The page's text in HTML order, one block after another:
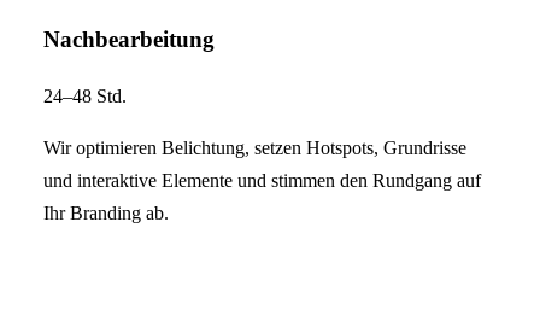
Nachbearbeitung
24–48 Std.
Wir optimieren Belichtung, setzen Hotspots, Grundrisse
und interaktive Elemente und stimmen den Rundgang auf
Ihr Branding ab.